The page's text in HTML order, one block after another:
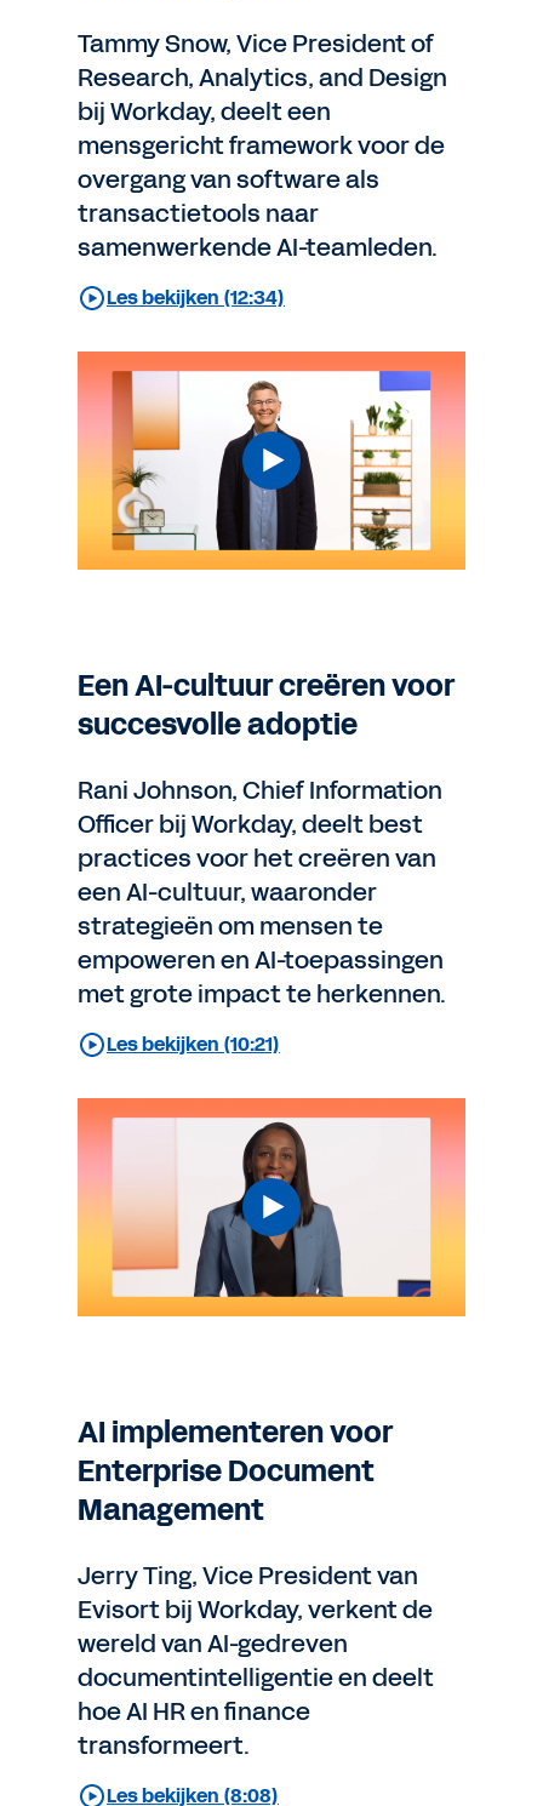
Tammy Snow, Vice President of
Research, Analytics, and Design
bij Workday, deelt een
mensgericht framework voor de
overgang van software als
transactietools naar
samenwerkende AI-teamleden.
Les bekijken (12:34)
Een AI-cultuur creëren voor
succesvolle adoptie
Rani Johnson, Chief Information
Officer bij Workday, deelt best
practices voor het creëren van
een AI-cultuur, waaronder
strategieën om mensen te
empoweren en AI-toepassingen
met grote impact te herkennen.
Les bekijken (10:21)
AI implementeren voor
Enterprise Document
Management
Jerry Ting, Vice President van
Evisort bij Workday, verkent de
wereld van AI-gedreven
documentintelligentie en deelt
hoe AI HR en finance
transformeert.
Les bekijken (8:08)